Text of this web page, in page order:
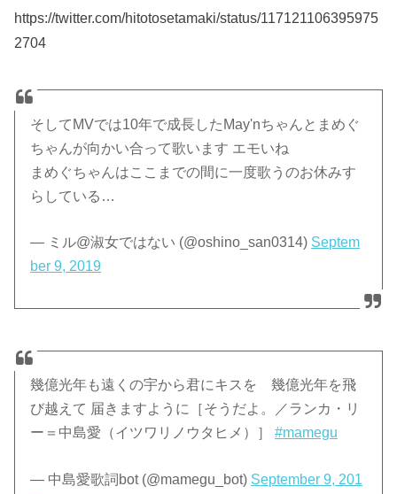
https://twitter.com/hitotosetamaki/status/117121106395975
2704
そしてMVでは10年で成長したMay'nちゃんとまめぐ
ちゃんが向かい合って歌います エモいね
まめぐちゃんはここまでの間に一度歌うのお休みす
らしている…
— ミル@淑女ではない (@oshino_san0314) Septem
ber 9, 2019
幾億光年も遠くの宇から君にキスを 幾億光年を飛
び越えて 届きますように［そうだよ。／ランカ・リ
ー＝中島愛（イツワリノウタヒメ）］#mamegu
— 中島愛歌詞bot (@mamegu_bot) September 9, 201